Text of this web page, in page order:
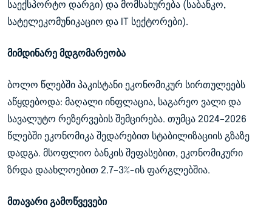
საექსპორტო დარგი) და მომსახურება (საბანკო,
სატელეკომუნიკაციო და IT სექტორები).
მიმდინარე მდგომარეობა
ბოლო წლებში პაკისტანი ეკონომიკურ სირთულეებს
აწყდებოდა: მაღალი ინფლაცია, საგარეო ვალი და
სავალუტო რეზერვების შემცირება. თუმცა 2024–2026
წლებში ეკონომიკა შედარებით სტაბილიზაციის გზაზე
დადგა. მსოფლიო ბანკის შეფასებით, ეკონომიკური
ზრდა დაახლოებით 2.7–3%-ის ფარგლებშია.
მთავარი გამოწვევები